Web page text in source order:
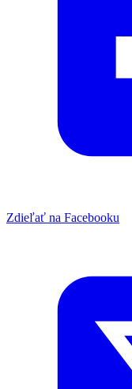
Zdieľať na Facebooku